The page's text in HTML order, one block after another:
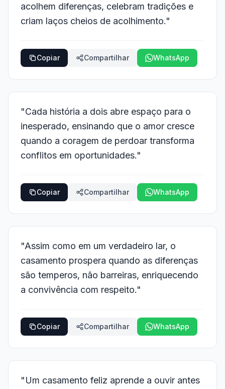
acolhem diferenças, celebram tradições e
criam laços cheios de acolhimento."
Copiar Compartilhar WhatsApp
"Cada história a dois abre espaço para o
inesperado, ensinando que o amor cresce
quando a coragem de perdoar transforma
conflitos em oportunidades."
Copiar Compartilhar WhatsApp
"Assim como em um verdadeiro lar, o
casamento prospera quando as diferenças
são temperos, não barreiras, enriquecendo
a convivência com respeito."
Copiar Compartilhar WhatsApp
"Um casamento feliz aprende a ouvir antes